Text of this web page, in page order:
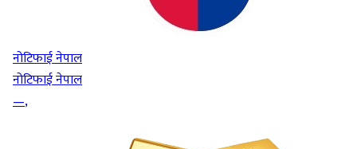
नोटिफाई नेपाल
नोटिफाई नेपाल
—,